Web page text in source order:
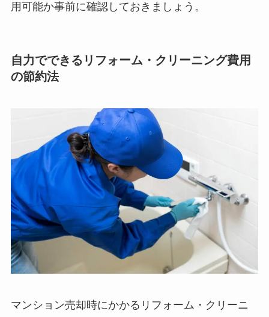
用可能か事前に確認しておきましょう。
自力でできるリフォーム・クリーニング費用
の節約法
マンション売却時にかかるリフォーム・クリーニ